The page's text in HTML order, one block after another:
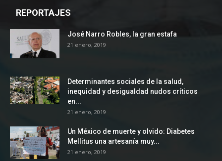
REPORTAJES
José Narro Robles, la gran estafa
21 enero, 2019
Determinantes sociales de la salud,
inequidad y desigualdad nudos críticos
en...
21 enero, 2019
Un México de muerte y olvido: Diabetes
Mellitus una artesanía muy...
21 enero, 2019